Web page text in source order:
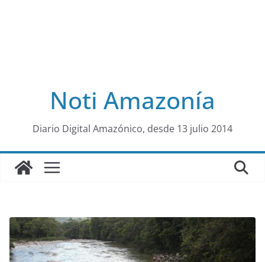
al
Noti Amazonía
Diario Digital Amazónico, desde 13 julio 2014